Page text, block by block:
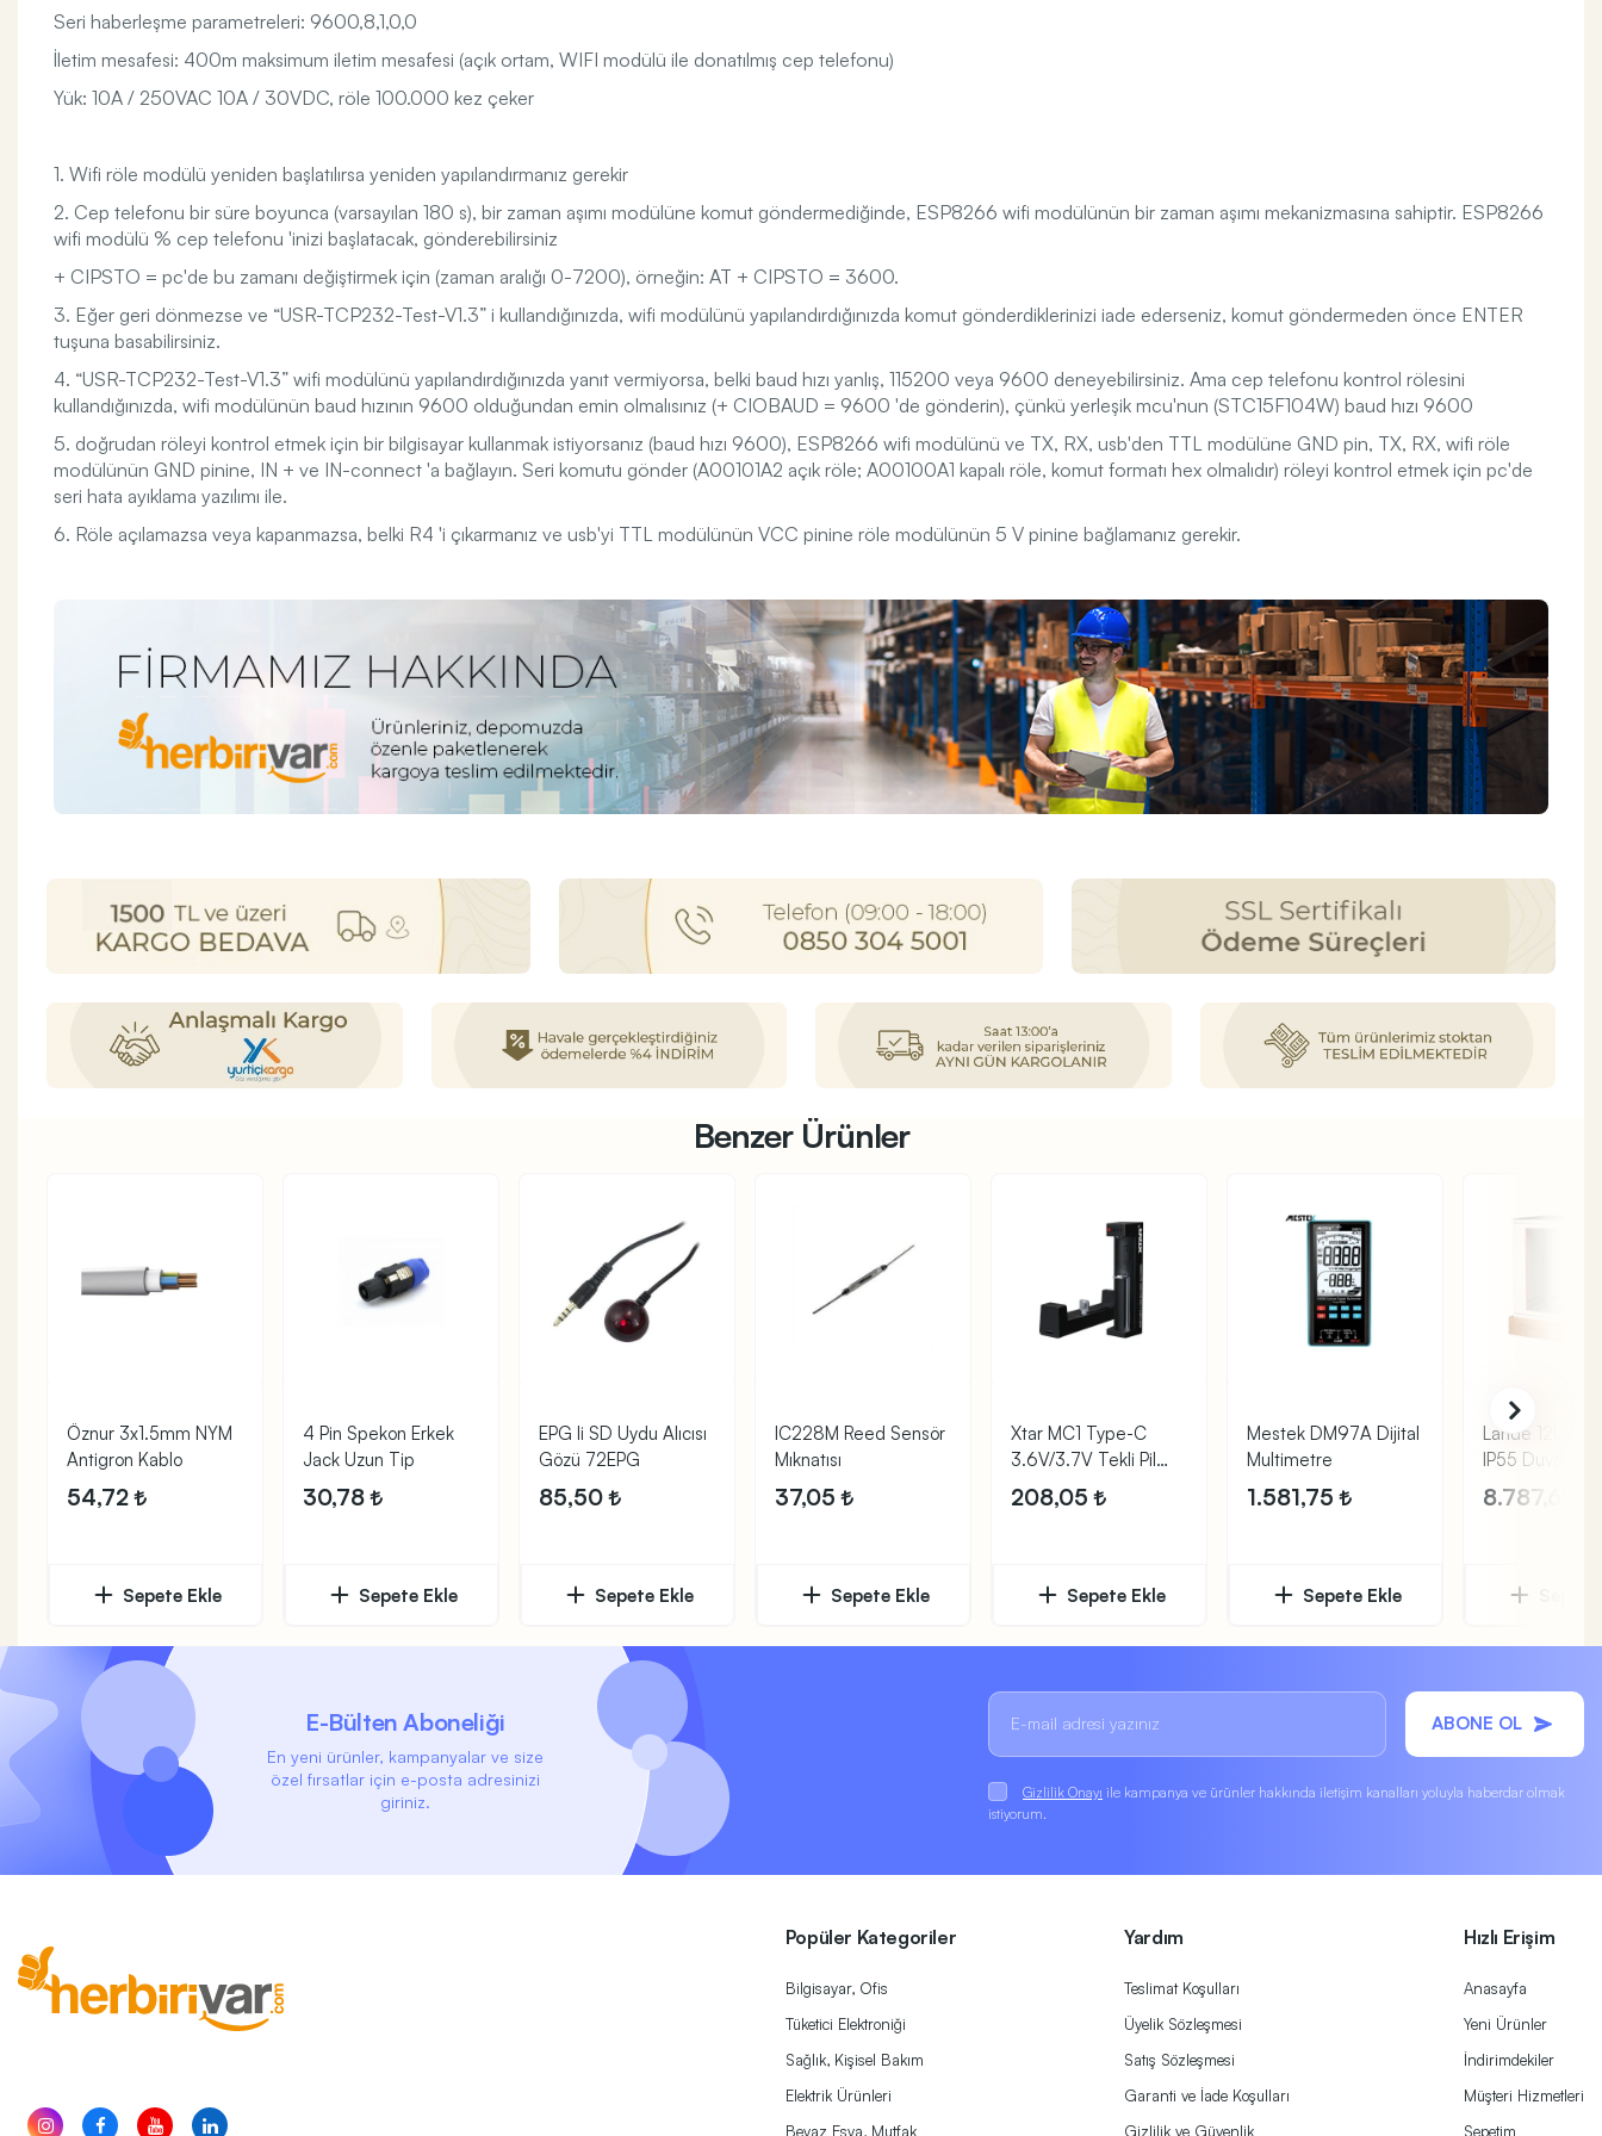
Seri haberleşme parametreleri: 9600,8,1,0,0
İletim mesafesi: 400m maksimum iletim mesafesi (açık ortam, WIFI modülü ile donatılmış cep telefonu)
Yük: 10A / 250VAC 10A / 30VDC, röle 100.000 kez çeker
1. Wifi röle modülü yeniden başlatılırsa yeniden yapılandırmanız gerekir
2. Cep telefonu bir süre boyunca (varsayılan 180 s), bir zaman aşımı modülüne komut göndermediğinde, ESP8266 wifi modülünün bir zaman aşımı mekanizmasına sahiptir. ESP8266
wifi modülü % cep telefonu 'inizi başlatacak, gönderebilirsiniz
+ CIPSTO = pc'de bu zamanı değiştirmek için (zaman aralığı 0-7200), örneğin: AT + CIPSTO = 3600.
3. Eğer geri dönmezse ve “USR-TCP232-Test-V1.3” i kullandığınızda, wifi modülünü yapılandırdığınızda komut gönderdiklerinizi iade ederseniz, komut göndermeden önce ENTER
tuşuna basabilirsiniz.
4. “USR-TCP232-Test-V1.3” wifi modülünü yapılandırdığınızda yanıt vermiyorsa, belki baud hızı yanlış, 115200 veya 9600 deneyebilirsiniz. Ama cep telefonu kontrol rölesini
kullandığınızda, wifi modülünün baud hızının 9600 olduğundan emin olmalısınız (+ CIOBAUD = 9600 'de gönderin), çünkü yerleşik mcu'nun (STC15F104W) baud hızı 9600
5. doğrudan röleyi kontrol etmek için bir bilgisayar kullanmak istiyorsanız (baud hızı 9600), ESP8266 wifi modülünü ve TX, RX, usb'den TTL modülüne GND pin, TX, RX, wifi röle
modülünün GND pinine, IN + ve IN-connect 'a bağlayın. Seri komutu gönder (A00101A2 açık röle; A00100A1 kapalı röle, komut formatı hex olmalıdır) röleyi kontrol etmek için pc'de
seri hata ayıklama yazılımı ile.
6. Röle açılamazsa veya kapanmazsa, belki R4 'i çıkarmanız ve usb'yi TTL modülünün VCC pinine röle modülünün 5 V pinine bağlamanız gerekir.
Benzer Ürünler
Öznur 3x1.5mm NYM
Antigron Kablo
54,72
Sepete Ekle
4 Pin Spekon Erkek
Jack Uzun Tip
30,78
Sepete Ekle
EPG li SD Uydu Alıcısı
Gözü 72EPG
85,50
Sepete Ekle
IC228M Reed Sensör
Mıknatısı
37,05
Sepete Ekle
Xtar MC1 Type-C
3.6V/3.7V Tekli Pil
Şarj Aleti
208,05
Sepete Ekle
Mestek DM97A Dijital
Multimetre
1.581,75
Sepete Ekle
Lande 12U
IP55 Duvar
Kabin Beyaz
8.787,69
E-Bülten Aboneliği
En yeni ürünler, kampanyalar ve size
özel fırsatlar için e-posta adresinizi
giriniz.
ABONE OL
Gizlilik Onayı ile kampanya ve ürünler hakkında iletişim kanalları yoluyla haberdar olmak
istiyorum.
Popüler Kategoriler
Bilgisayar, Ofis
Tüketici Elektroniği
Sağlık, Kişisel Bakım
Elektrik Ürünleri
Beyaz Eşya, Mutfak
Yardım
Teslimat Koşulları
Üyelik Sözleşmesi
Satış Sözleşmesi
Garanti ve İade Koşulları
Gizlilik ve Güvenlik
Hızlı Erişim
Anasayfa
Yeni Ürünler
İndirimdekiler
Müşteri Hizmetleri
Sepetim